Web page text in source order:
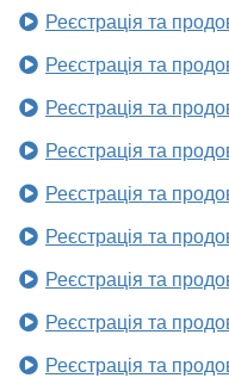
Реєстрація та
Реєстрація та
Реєстрація та
Реєстрація та
Реєстрація та
Реєстрація та
Реєстрація та
Реєстрація та
Реєстрація та